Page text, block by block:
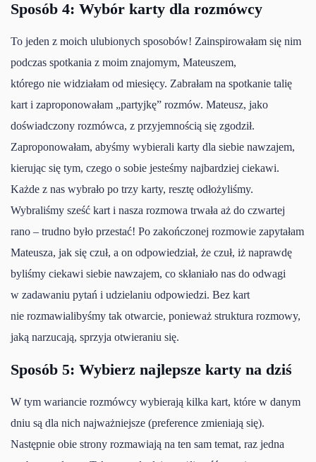
Sposób 4: Wybór karty dla rozmówcy
To jeden z moich ulubionych sposobów! Zainspirowałam się nim
podczas spotkania z moim znajomym, Mateuszem,
którego nie widziałam od miesięcy. Zabrałam na spotkanie talię
kart i zaproponowałam „partyjkę” rozmów. Mateusz, jako
doświadczony rozmówca, z przyjemnością się zgodził.
Zaproponowałam, abyśmy wybierali karty dla siebie nawzajem,
kierując się tym, czego o sobie jesteśmy najbardziej ciekawi.
Każde z nas wybrało po trzy karty, resztę odłożyliśmy.
Wybraliśmy sześć kart i nasza rozmowa trwała aż do czwartej
rano – trudno było przestać! Po zakończonej rozmowie zapytałam
Mateusza, jak się czuł, a on odpowiedział, że czuł, iż naprawdę
byliśmy ciekawi siebie nawzajem, co skłaniało nas do odwagi
w zadawaniu pytań i udzielaniu odpowiedzi. Bez kart
nie rozmawialibyśmy tak otwarcie, ponieważ struktura rozmowy,
jaką narzucają, sprzyja otwieraniu się.
Sposób 5: Wybierz najlepsze karty na dziś
W tym wariancie rozmówcy wybierają kilka kart, które w danym
dniu są dla nich najważniejsze (preference zmieniają się).
Następnie obie strony rozmawiają na ten sam temat, raz jedna